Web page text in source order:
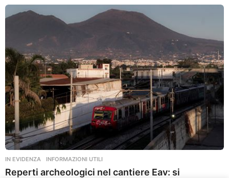
n
n
o
IN EVIDENZA ,INFORMAZIONI UTILI
Reperti archeologici nel cantiere Eav: si